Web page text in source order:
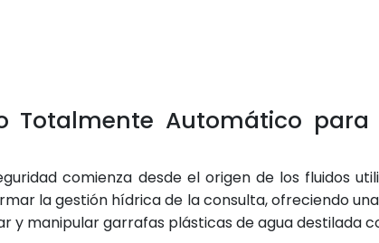
Totalmente Automático para
comienza desde el origen de los fluidos
la gestión hídrica de la consulta, ofreciendo
manipular garrafas plásticas de agua destilada